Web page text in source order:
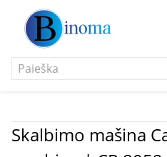
Skalbimo mašina Camry | Washing